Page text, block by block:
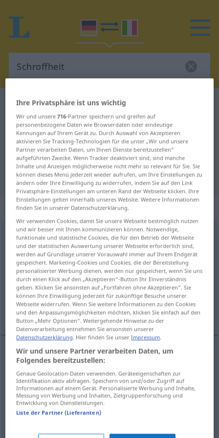
Deutsch-Italienisch Wörterbuch
Deutsch-Italienisch Übersetzung
für "Schroffheit"
"Schroffheit" Italienisch
Übersetzung
„Schroffheit“: Femininum
Schroffheitf <Schroffheit;-en>
Übersicht aller Übersetzungen
(Für mehr Details die Übersetzung anklicken/antippen)
ripidezza
rudezza, asprezza, risposta secca, dura
ripidezzaf Schroffheit
rudezzaf Schroffheit Grobheit
Ihre Privatsphäre ist uns wichtig
Wir und unsere716-Partner speichern und greifen auf
personenbezogene Daten wie Browserdaten oder eindeutige
Kennungen auf Ihrem Gerät zu. Durch Auswahl von Akzeptieren
aktivieren Sie Tracking-Technologien für die unter „Wir und unsere
Partner verarbeiten Daten, um Ihnen Dienste bereitzustellen“
aufgeführten Zwecke. Wenn Tracker deaktiviert sind, sind manche
Inhalte und Anzeigen möglicherweise nicht mehr so relevant für Sie. Sie
können dieses Menü jederzeit wieder aufrufen, um Ihre Einstellungen zu
ändern oder Ihre Einwilligung zu widerrufen, indem Sie auf den Link
Privatsphäre-Einstellungen am unteren Rand der Webseite klicken. Ihre
Einstellungen gelten innerhalb unseres Website. Weitere Informationen
finden Sie in unserer Datenschutzerklärung.
Wir verwenden Cookies, damit Sie unsere Webseite bestmöglich nutzen
und wir besser mit Ihnen kommunizieren können. Notwendige,
funktionale und statistische Cookies, die für den Betrieb der Webseite
und der statistischen Auswertung unserer Webseite erforderlich sind,
werden auf Grundlage unserer Vorauswahl immer auf Ihrem Endgerät
gespeichert. Marketing-Cookies und Cookies, die der Bereitstellung
personalisierter Werbung dienen, werden nur gespeichert, wenn Sie uns
durch einen Klick auf den „Akzeptieren“-Button Ihr Einverständnis
geben. Klicken Sie ansonsten auf „Fortfahren ohne Akzeptieren“. Sie
können Ihre Einwilligung jederzeit für zukünftige Besuche unserer
Webseite widerrufen. Wenn Sie weitere Informationen zu den Cookies
und den Anpassungsmöglichkeiten möchten, klicken Sie einfach auf den
Button „Mehr Optionen“. Weitergehende Hinweise zu der
Datenverarbeitung entnehmen Sie ansonsten unserer
Datenschutzerklärung. Hier finden Sie unserImpressum.
Wir und unsere Partner verarbeiten Daten, um
Folgendes bereitzustellen:
Genaue Geolocation-Daten verwenden. Geräteeigenschaften zur
Identifikation aktiv abfragen. Speichern von und/oder Zugriff auf
Informationen auf einem Gerät. Personalisierte Werbung und Inhalte,
Messung von Werbung und Inhalten, Zielgruppenforschung und
Entwicklung von Dienstleistungen.
Liste der Partner (Lieferanten)